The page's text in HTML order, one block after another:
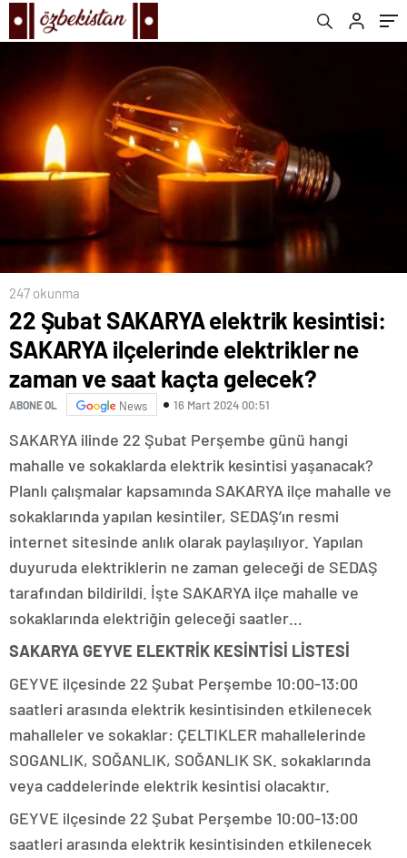
saat kaçta gelecek?
247 okunma
22 Şubat SAKARYA elektrik kesintisi:
SAKARYA ilçelerinde elektrikler ne
zaman ve saat kaçta gelecek?
ABONE OL News 16 Mart 2024 00:51
SAKARYA ilinde 22 Şubat Perşembe günü hangi
mahalle ve sokaklarda elektrik kesintisi yaşanacak?
Planlı çalışmalar kapsamında SAKARYA ilçe mahalle ve
sokaklarında yapılan kesintiler, SEDAŞ’ın resmi
internet sitesinde anlık olarak paylaşılıyor. Yapılan
duyuruda elektriklerin ne zaman geleceği de SEDAŞ
tarafından bildirildi. İşte SAKARYA ilçe mahalle ve
sokaklarında elektriğin geleceği saatler…
SAKARYA GEYVE ELEKTRİK KESİNTİSİ LİSTESİ
GEYVE ilçesinde 22 Şubat Perşembe 10:00-13:00
saatleri arasında elektrik kesintisinden etkilenecek
mahalleler ve sokaklar: ÇELTIKLER mahallelerinde
SOGANLIK, SOĞANLIK, SOĞANLIK SK. sokaklarında
veya caddelerinde elektrik kesintisi olacaktır.
GEYVE ilçesinde 22 Şubat Perşembe 10:00-13:00
saatleri arasında elektrik kesintisinden etkilenecek